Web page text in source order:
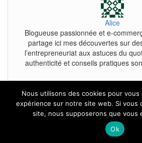
Alice
Blogueuse passionnée et e-
partage ici mes découvertes sur
l’entrepreneuriat aux astuces du
authenticité et conseils pratiques
Tous droits reservés.
Nous utilisons des cookies pour vous
expérience sur notre site web. Si vous
site, nous supposerons que vous
Ok